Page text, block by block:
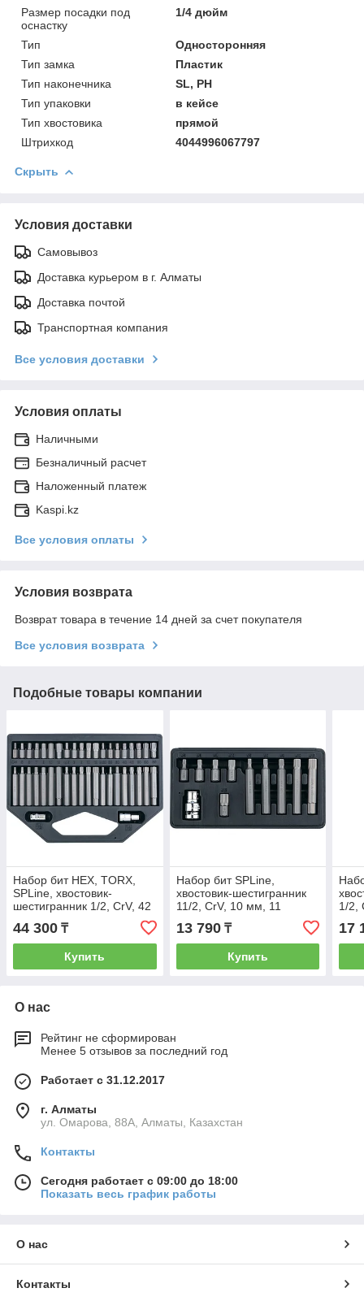
Размер посадки под
оснастку
1/4 дюйм
Тип
Односторонняя
Тип замка
Пластик
Тип наконечника
SL, PH
Тип упаковки
в кейсе
Тип хвостовика
прямой
Штрихкод
4044996067797
Скрыть
Условия доставки
Самовывоз
Доставка курьером в г. Алматы
Доставка почтой
Транспортная компания
Все условия доставки
Условия оплаты
Наличными
Безналичный расчет
Наложенный платеж
Kaspi.kz
Все условия оплаты
Условия возврата
Возврат товара в течение 14 дней за счет покупателя
Все условия возврата
Подобные товары компании
Набор бит HEX, TORX,
SPLine, хвостовик-
шестигранник 1/2, CrV, 42
шт. Stels 11318
44 300 ₸
Купить
Набор бит SPLine,
хвостовик-шестигранник
11/2, CrV, 10 мм, 11
предметов Stels 11312
13 790₸
Купить
1/2,
17
О нас
Рейтинг не сформирован
Менее 5 отзывов за последний год
Работает с 31.12.2017
г. Алматы
ул. Омарова, 88А, Алматы, Казахстан
Контакты
Сегодня работает с 09:00 до 18:00
Показать весь график работы
О нас
Контакты